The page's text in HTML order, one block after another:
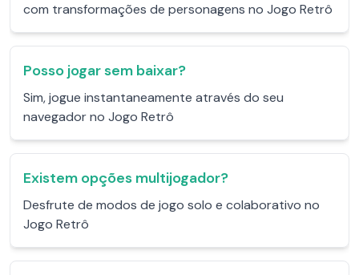
com transformações de personagens no Jogo Retrô
Posso jogar sem baixar?
Sim, jogue instantaneamente através do seu
navegador no Jogo Retrô
Existem opções multijogador?
Desfrute de modos de jogo solo e colaborativo no
Jogo Retrô